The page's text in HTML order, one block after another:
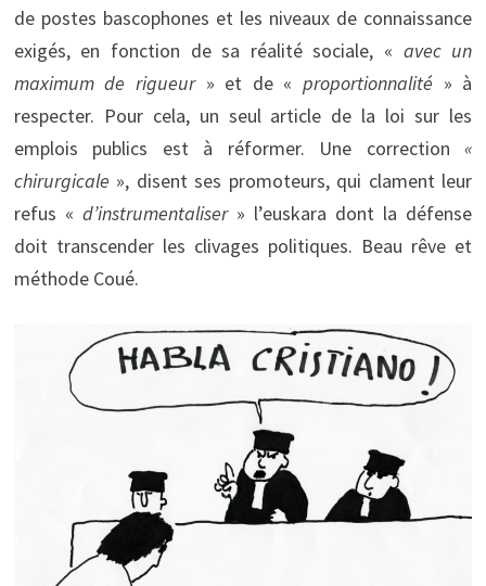
de postes bascophones et les niveaux de connaissance
exigés, en fonction de sa réalité sociale, « avec un
maximum de rigueur» et de « proportionnalité » à
respecter. Pour cela, un seul article de la loi sur les
emplois publics est à réformer. Une correction«
chirurgicale », disent ses promoteurs, qui clament leur
refus « d’instrumentaliser» l’euskara dont la défense
doit transcender les clivages politiques. Beau rêve et
méthode Coué.